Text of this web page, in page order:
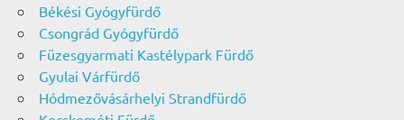
Békési Gyógyfürdő
Csongrád Gyógyfürdő
Füzesgyarmati Kastélypark Fürdő
Gyulai Várfürdő
Hódmezővásárhelyi Strandfürdő